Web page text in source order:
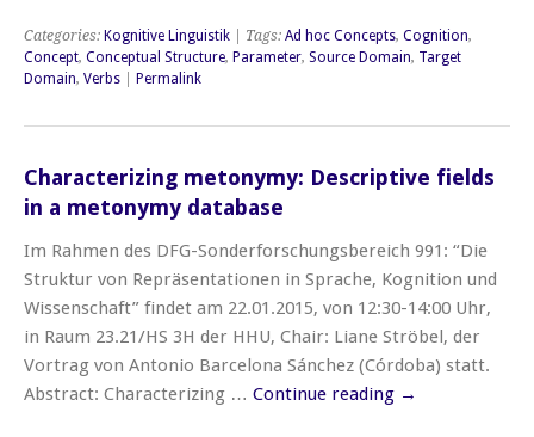
Categories: Kognitive Linguistik | Tags: Ad hoc Concepts, Cognition,
Concept, Conceptual Structure, Parameter, Source Domain, Target
Domain, Verbs Permalink
Characterizing metonymy: Descriptive fields
in a metonymy database
Im Rahmen des DFG-Sonderforschungsbereich 991: “Die
Struktur von Repräsentationen in Sprache, Kognition und
Wissenschaft” findet am 22.01.2015, von 12:30-14:00 Uhr,
in Raum 23.21/HS 3H der HHU, Chair: Liane Ströbel, der
Vortrag von Antonio Barcelona Sánchez (Córdoba) statt.
Abstract: Characterizing … Continue reading →